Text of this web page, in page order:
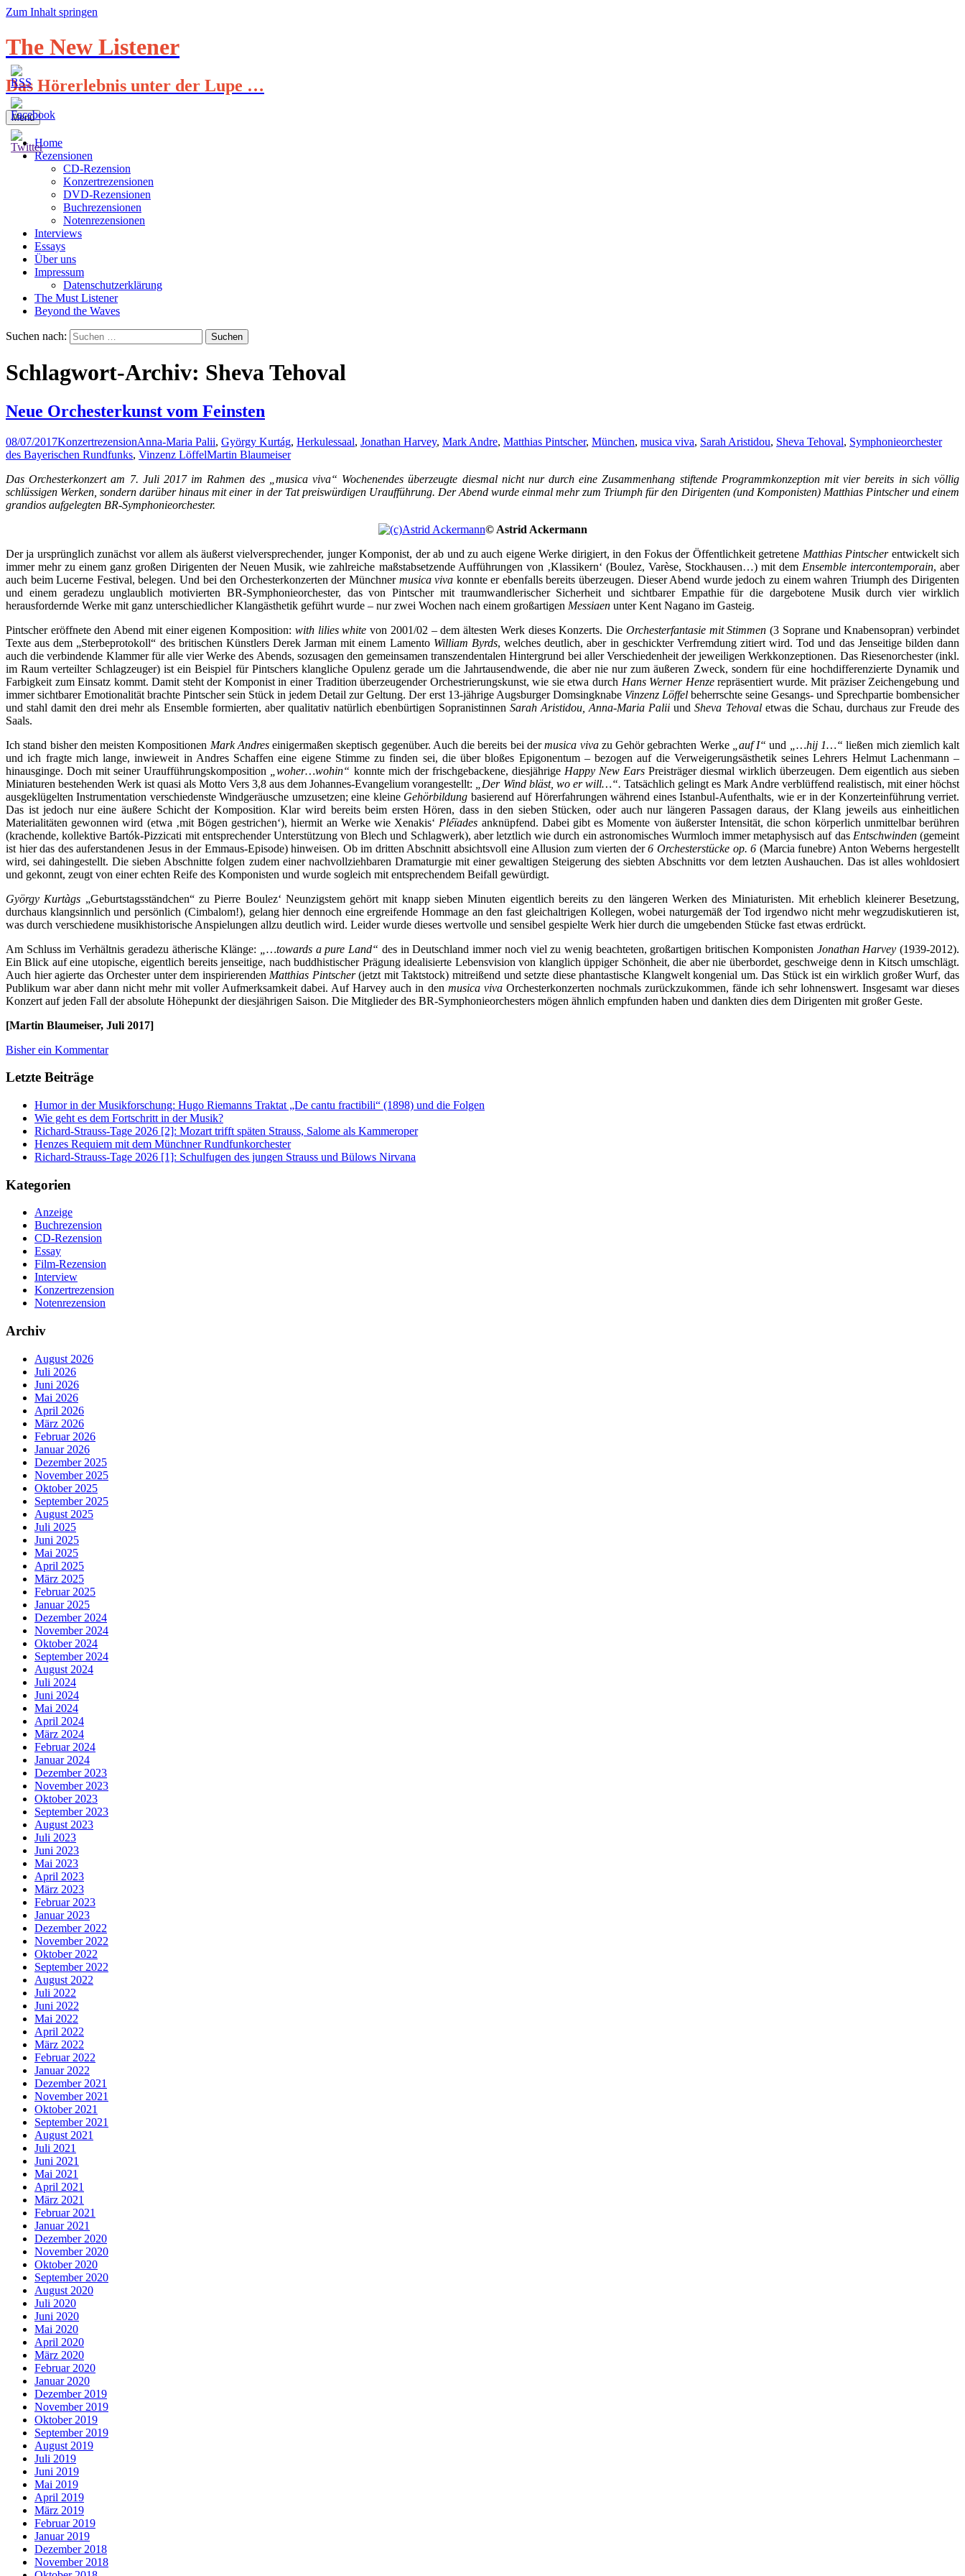
Zum Inhalt springen
The New Listener
Das Hörerlebnis unter der Lupe …
Menü
Home
Rezensionen
CD-Rezension
Konzertrezensionen
DVD-Rezensionen
Buchrezensionen
Notenrezensionen
Interviews
Essays
Über uns
Impressum
Datenschutzerklärung
The Must Listener
Beyond the Waves
Suchen nach:
Schlagwort-Archiv: Sheva Tehoval
Neue Orchesterkunst vom Feinsten
08/07/2017KonzertrezensionAnna-Maria Palii, György Kurtág, Herkulessaal, Jonathan Harvey, Mark Andre, Matthias Pintscher, München, musica viva, Sarah Aristidou, Sheva Tehoval, Symphonieorchester
des Bayerischen Rundfunks, Vinzenz LöffelMartin Blaumeiser
Das Orchesterkonzert am 7. Juli 2017 im Rahmen des „musica viva“ Wochenendes überzeugte diesmal nicht nur durch eine Zusammenhang stiftende Programmkonzeption mit vier bereits in sich völlig
schlüssigen Werken, sondern darüber hinaus mit einer in der Tat preiswürdigen Uraufführung. Der Abend wurde einmal mehr zum Triumph für den Dirigenten (und Komponisten) Matthias Pintscher und einem
grandios aufgelegten BR-Symphonieorchester.
©Astrid Ackermann
Der ja ursprünglich zunächst vor allem als äußerst vielversprechender, junger Komponist, der ab und zu auch eigene Werke dirigiert, in den Fokus der Öffentlichkeit getretene Matthias Pintscherentwickelt sich
immer mehr zu einem ganz großen Dirigenten der Neuen Musik, wie zahlreiche maßstabsetzende Aufführungen von ‚Klassikern‘ (Boulez, Varèse, Stockhausen…) mit dem Ensemble intercontemporain, aber
auch beim Lucerne Festival, belegen. Und bei den Orchesterkonzerten der Münchner musica viva konnte er ebenfalls bereits überzeugen. Dieser Abend wurde jedoch zu einem wahren Triumph des Dirigenten
und einem geradezu unglaublich motivierten BR-Symphonieorchester, das von Pintscher mit traumwandlerischer Sicherheit und sichtbarer Empathie für die dargebotene Musik durch vier wirklich
herausfordernde Werke mit ganz unterschiedlicher Klangästhetik geführt wurde – nur zwei Wochen nach einem großartigen Messiaen unter Kent Nagano im Gasteig.
Pintscher eröffnete den Abend mit einer eigenen Komposition: with lilies whitevon 2001/02 – dem ältesten Werk dieses Konzerts. Die Orchesterfantasie mit Stimmen(3 Soprane und Knabensopran) verbindet
Texte aus dem „Sterbeprotokoll“ des britischen Künstlers Derek Jarman mit einem Lamento William Byrds, welches deutlich, aber in geschickter Verfremdung zitiert wird. Tod und das Jenseitige bilden dann
auch die verbindende Klammer für alle vier Werke des Abends, sozusagen den gemeinsamen transzendentalen Hintergrund bei aller Verschiedenheit der jeweiligen Werkkonzeptionen. Das Riesenorchester (inkl.
im Raum verteilter Schlagzeuger) ist ein Beispiel für Pintschers klangliche Opulenz gerade um die Jahrtausendwende, die aber nie nur zum äußeren Zweck, sondern für eine hochdifferenzierte Dynamik und
Farbigkeit zum Einsatz kommt. Damit steht der Komponist in einer Tradition überzeugender Orchestrierungskunst, wie sie etwa durch Hans Werner Henzerepräsentiert wurde. Mit präziser Zeichengebung und
immer sichtbarer Emotionalität brachte Pintscher sein Stück in jedem Detail zur Geltung. Der erst 13-jährige Augsburger Domsingknabe Vinzenz Löffel beherrschte seine Gesangs- und Sprechpartie bombensicher
und stahl damit den drei mehr als Ensemble formierten, aber qualitativ natürlich ebenbürtigen SopranistinnenSarahAristidou, Anna-Maria Paliiund Sheva Tehovaletwas die Schau, durchaus zur Freude des
Saals.
Ich stand bisher den meisten Kompositionen Mark Andreseinigermaßen skeptisch gegenüber. Auch die bereits bei dermusica viva zu Gehör gebrachten Werke „auf I“und „…hij 1…“ließen mich ziemlich kalt
und ich fragte mich lange, inwieweit in Andres Schaffen eine eigene Stimme zu finden sei, die über bloßes Epigonentum – bezogen auf die Verweigerungsästhetik seines Lehrers Helmut Lachenmann –
hinausginge. Doch mit seiner Uraufführungskomposition
„woher…wohin“ konnte mich der frischgebackene, diesjährige Happy New EarsPreisträger diesmal wirklich überzeugen. Dem eigentlich aus sieben
Miniaturen bestehenden Werk ist quasi als Motto Vers 3,8 aus dem Johannes-Evangelium vorangestellt:
„Der Wind bläst, wo er will…“. Tatsächlich gelingt es Mark Andre verblüffend realistisch, mit einer höchst
ausgeklügelten Instrumentation verschiedenste Windgeräusche umzusetzen; eine kleine Gehörbildung basierend auf Hörerfahrungen während eines Istanbul-Aufenthalts, wie er in der Konzerteinführung verriet.
Das ist jedoch nur eine äußere Schicht der Komposition. Klar wird bereits beim ersten Hören, dass in den sieben Stücken, oder auch nur längeren Passagen daraus, der Klang jeweils aus einheitlichen
Materialitäten gewonnen wird (etwa ‚mit Bögen gestrichen‘), hiermit an Werke wie Xenakis‘ Pléïades anknüpfend. Dabei gibt es Momente von äußerster Intensität, die schon körperlich unmittelbar berühren
(krachende, kollektive Bartók-Pizzicati mit entsprechender Unterstützung von Blech und Schlagwerk), aber letztlich wie durch ein astronomisches Wurmloch immer metaphysisch auf das Entschwinden(gemeint
ist hier das des auferstandenen Jesus in der Emmaus-Episode) hinweisen. Ob im dritten Abschnitt absichtsvoll eine Allusion zum vierten der6 Orchesterstücke op. 6 (Marcia funebre) Anton Weberns hergestellt
wird, sei dahingestellt. Die sieben Abschnitte folgen zudem einer nachvollziehbaren Dramaturgie mit einer gewaltigen Steigerung des siebten Abschnitts vor dem letzten Aushauchen. Das ist alles wohldosiert
und gekonnt, zeugt von einer echten Reife des Komponisten und wurde sogleich mit entsprechendem Beifall gewürdigt.
György Kurtàgs „Geburtstagsständchen“ zu Pierre Boulez‘ Neunzigstem gehört mit knapp sieben Minuten eigentlich bereits zu den längeren Werken des Miniaturisten. Mit erheblich kleinerer Besetzung,
durchaus klangsinnlich und persönlich (Cimbalom!), gelang hier dennoch eine ergreifende Hommage an den fast gleichaltrigen Kollegen, wobei naturgemäß der Tod irgendwo nicht mehr wegzudiskutieren ist,
was durch verschiedene musikhistorische Anspielungen allzu deutlich wird. Leider wurde dieses wertvolle und sensibel gespielte Werk hier durch die umgebenden Stücke fast etwas erdrückt.
Am Schluss im Verhältnis geradezu ätherische Klänge:
„…towards a pure Land“ des in Deutschland immer noch viel zu wenig beachteten, großartigen britischen Komponisten Jonathan Harvey(1939-2012).
Ein Blick auf eine utopische, eigentlich bereits jenseitige, nach buddhistischer Prägung idealisierte Lebensvision von klanglich üppiger Schönheit, die aber nie überbordet, geschweige denn in Kitsch umschlägt.
Auch hier agierte das Orchester unter dem inspirierenden Matthias Pintscher(jetzt mit Taktstock) mitreißend und setzte diese phantastische Klangwelt kongenial um. Das Stück ist ein wirklich großer Wurf, das
Publikum war aber dann nicht mehr mit voller Aufmerksamkeit dabei. Auf Harvey auch in den musica vivaOrchesterkonzerten nochmals zurückzukommen, fände ich sehr lohnenswert. Insgesamt war dieses
Konzert auf jeden Fall der absolute Höhepunkt der diesjährigen Saison. Die Mitglieder des BR-Symphonieorchesters mögen ähnlich empfunden haben und dankten dies dem Dirigenten mit großer Geste.
[Martin Blaumeiser, Juli 2017]
Bisher ein Kommentar
Letzte Beiträge
Humor in der Musikforschung: Hugo Riemanns Traktat „De cantu fractibili“ (1898) und die Folgen
Wie geht es dem Fortschritt in der Musik?
Richard-Strauss-Tage 2026 [2]: Mozart trifft späten Strauss, Salome als Kammeroper
Henzes Requiem mit dem Münchner Rundfunkorchester
Richard-Strauss-Tage 2026 [1]: Schulfugen des jungen Strauss und Bülows Nirvana
Kategorien
Anzeige
Buchrezension
CD-Rezension
Essay
Film-Rezension
Interview
Konzertrezension
Notenrezension
Archiv
August 2026
Juli 2026
Juni 2026
Mai 2026
April 2026
März 2026
Februar 2026
Januar 2026
Dezember 2025
November 2025
Oktober 2025
September 2025
August 2025
Juli 2025
Juni 2025
Mai 2025
April 2025
März 2025
Februar 2025
Januar 2025
Dezember 2024
November 2024
Oktober 2024
September 2024
August 2024
Juli 2024
Juni 2024
Mai 2024
April 2024
März 2024
Februar 2024
Januar 2024
Dezember 2023
November 2023
Oktober 2023
September 2023
August 2023
Juli 2023
Juni 2023
Mai 2023
April 2023
März 2023
Februar 2023
Januar 2023
Dezember 2022
November 2022
Oktober 2022
September 2022
August 2022
Juli 2022
Juni 2022
Mai 2022
April 2022
März 2022
Februar 2022
Januar 2022
Dezember 2021
November 2021
Oktober 2021
September 2021
August 2021
Juli 2021
Juni 2021
Mai 2021
April 2021
März 2021
Februar 2021
Januar 2021
Dezember 2020
November 2020
Oktober 2020
September 2020
August 2020
Juli 2020
Juni 2020
Mai 2020
April 2020
März 2020
Februar 2020
Januar 2020
Dezember 2019
November 2019
Oktober 2019
September 2019
August 2019
Juli 2019
Juni 2019
Mai 2019
April 2019
März 2019
Februar 2019
Januar 2019
Dezember 2018
November 2018